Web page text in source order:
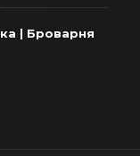
| Броварня